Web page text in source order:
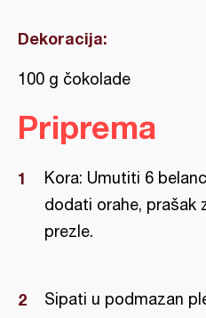
Dekoracija:
100 g čokolade
Priprema
Kora: Umutiti 6
dodati orahe, prašak
prezle.
Sipati u podmazan